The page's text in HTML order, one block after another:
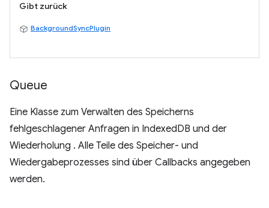
Gibt zurück
BackgroundSyncPlugin
Queue
Eine Klasse zum Verwalten des Speicherns
fehlgeschlagener Anfragen in IndexedDB und der
Wiederholung . Alle Teile des Speicher- und
Wiedergabeprozesses sind über Callbacks angegeben
werden.